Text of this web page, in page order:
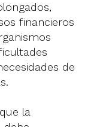
financieros
de
la